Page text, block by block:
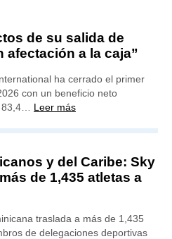
de su salida de
afectación a la caja”
ha cerrado el primer
con un beneficio neto
83,4… Leer más
y del Caribe: Sky
de 1,435 atletas a
traslada a más de 1,435
de delegaciones deportivas